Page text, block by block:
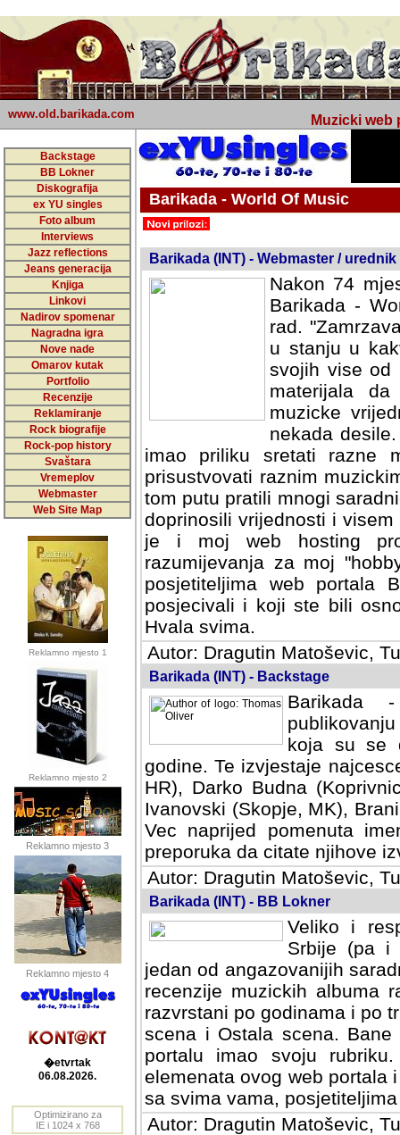
www.old.barikada.com Muzicki web
Backstage
BB Lokner
Diskografija
ex YU singles
Foto album
Interviews
Jazz reflections
Jeans generacija
Knjiga
Linkovi
Nadirov spomenar
Nagradna igra
Nove nade
Omarov kutak
Portfolio
Recenzije
Reklamiranje
Rock biografije
Rock-pop history
Svaštara
Vremeplov
Webmaster
Web Site Map
Reklamno mjesto 1
Reklamno mjesto 2
Reklamno mjesto 3
Reklamno mjesto 4
�etvrtak
06.08.2026.
Optimizirano za
IE i 1024 x 768
Barikada - World Of Music
Barikada (INT) - Webmaster / urednik
Nakon 74
Barikada -
rad.
u stanju u
svojih vise od
materijala
muzicke
nekada
imao priliku sretati razne
prisustvovati raznim
tom putu pratili mnogi
doprinosili vrijednosti i
je i moj web hosting
razumijevanja za moj
posjetiteljima web portala
posjecivali i koji ste bili
Hvala svima.
Autor: Dragutin Matoševic,
Barikada (INT) - Backstage
Barikada
koja su se
godine. Te izvjestaje
HR), Darko Budna
Ivanovski (Skopje, MK),
Vec naprijed pomenuta
preporuka da citate njihove
Autor: Dragutin Matoševic,
Barikada (INT) - BB Lokner
Veliko i
Srbije (pa i
jedan od angazovanijih
recenzije muzickih albuma
razvrstani po godinama i po
scena i Ostala scena.
portalu imao svoju
elemenata ovog web portala
sa svima vama,
Autor: Dragutin Matoševic,